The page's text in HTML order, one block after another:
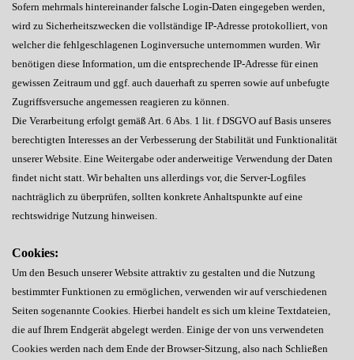
Sofern mehrmals hintereinander falsche Login-Daten eingegeben werden,
wird zu Sicherheitszwecken die vollständige IP-Adresse protokolliert, von
welcher die fehlgeschlagenen Loginversuche unternommen wurden. Wir
benötigen diese Information, um die entsprechende IP-Adresse für einen
gewissen Zeitraum und ggf. auch dauerhaft zu sperren sowie auf unbefugte
Zugriffsversuche angemessen reagieren zu können.
Die Verarbeitung erfolgt gemäß Art. 6 Abs. 1 lit. f DSGVO auf Basis unseres
berechtigten Interesses an der Verbesserung der Stabilität und Funktionalität
unserer Website. Eine Weitergabe oder anderweitige Verwendung der Daten
findet nicht statt. Wir behalten uns allerdings vor, die Server-Logfiles
nachträglich zu überprüfen, sollten konkrete Anhaltspunkte auf eine
rechtswidrige Nutzung hinweisen.
Cookies:
Um den Besuch unserer Website attraktiv zu gestalten und die Nutzung
bestimmter Funktionen zu ermöglichen, verwenden wir auf verschiedenen
Seiten sogenannte Cookies. Hierbei handelt es sich um kleine Textdateien,
die auf Ihrem Endgerät abgelegt werden. Einige der von uns verwendeten
Cookies werden nach dem Ende der Browser-Sitzung, also nach Schließen